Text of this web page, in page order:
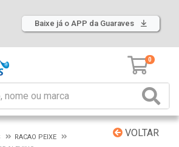
Baixe já o APP da Guaraves
0
VOLTAR
RACAO PEIXE